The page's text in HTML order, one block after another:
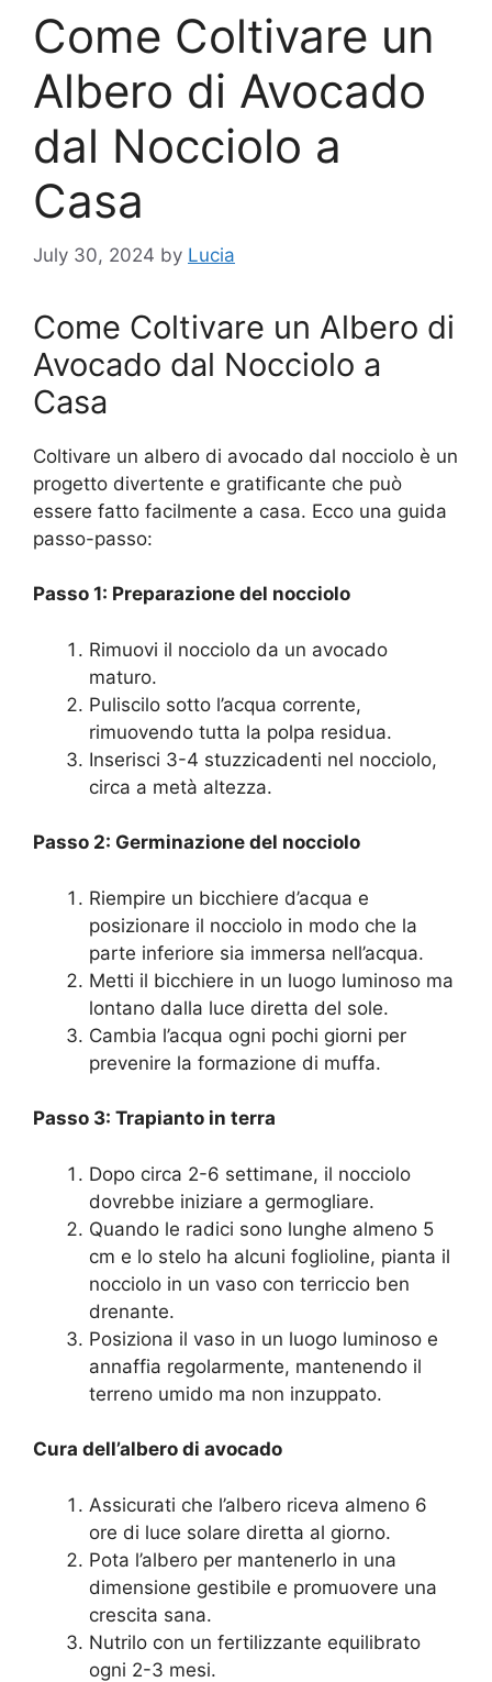
Come Coltivare un
Albero di Avocado
dal Nocciolo a
Casa
July 30, 2024 by Lucia
Come Coltivare un Albero di
Avocado dal Nocciolo a
Casa
Coltivare un albero di avocado dal nocciolo è un
progetto divertente e gratificante che può
essere fatto facilmente a casa. Ecco una guida
passo-passo:
Passo 1: Preparazione del nocciolo
Rimuovi il nocciolo da un avocado
maturo.
Puliscilo sotto l’acqua corrente,
rimuovendo tutta la polpa residua.
Inserisci 3-4 stuzzicadenti nel nocciolo,
circa a metà altezza.
Passo 2: Germinazione del nocciolo
Riempire un bicchiere d’acqua e
posizionare il nocciolo in modo che la
parte inferiore sia immersa nell’acqua.
Metti il bicchiere in un luogo luminoso ma
lontano dalla luce diretta del sole.
Cambia l’acqua ogni pochi giorni per
prevenire la formazione di muffa.
Passo 3: Trapianto in terra
Dopo circa 2-6 settimane, il nocciolo
dovrebbe iniziare a germogliare.
Quando le radici sono lunghe almeno 5
cm e lo stelo ha alcuni foglioline, pianta il
nocciolo in un vaso con terriccio ben
drenante.
Posiziona il vaso in un luogo luminoso e
annaffia regolarmente, mantenendo il
terreno umido ma non inzuppato.
Cura dell’albero di avocado
Assicurati che l’albero riceva almeno 6
ore di luce solare diretta al giorno.
Pota l’albero per mantenerlo in una
dimensione gestibile e promuovere una
crescita sana.
Nutrilo con un fertilizzante equilibrato
ogni 2-3 mesi.